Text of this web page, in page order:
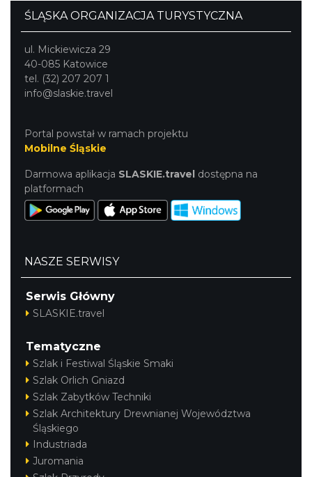
ŚLĄSKA ORGANIZACJA TURYSTYCZNA
ul. Mickiewicza 29
40-085 Katowice
tel. (32) 207 207 1
info@slaskie.travel
Portal powstał w ramach projektu
Mobilne Śląskie
Darmowa aplikacja SLASKIE.travel dostępna na
platformach
NASZE SERWISY
Serwis Główny
SLASKIE.travel
Tematyczne
Szlak i Festiwal Śląskie Smaki
Szlak Orlich Gniazd
Szlak Zabytków Techniki
Szlak Architektury Drewnianej Województwa
Śląskiego
Industriada
Juromania